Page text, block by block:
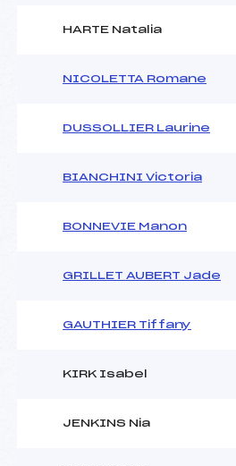
HARTE Natalia
NICOLETTA Romane
DUSSOLLIER Laurine
BIANCHINI Victoria
BONNEVIE Manon
GRILLET AUBERT Jade
GAUTHIER Tiffany
KIRK Isabel
JENKINS Nia